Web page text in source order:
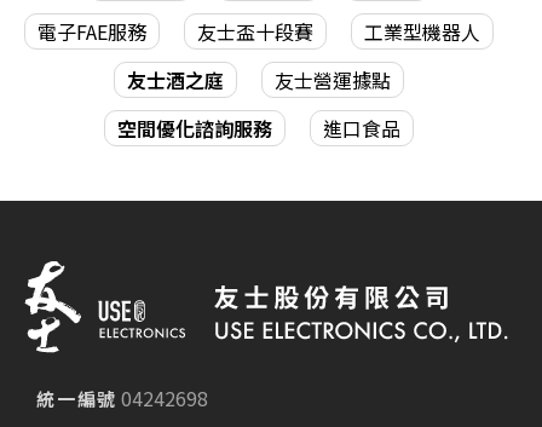
電子FAE服務
友士盃十段賽
工業型機器人
友士酒之庭
友士營運據點
空間優化諮詢服務
進口食品
統一編號 04242698